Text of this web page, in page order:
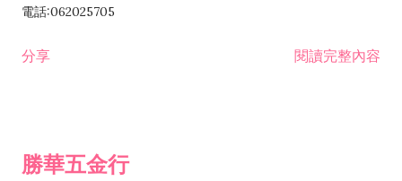
電話:062025705
分享 閱讀完整內容
勝華五金行